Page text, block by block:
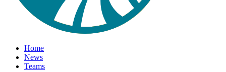
Home
News
Teams